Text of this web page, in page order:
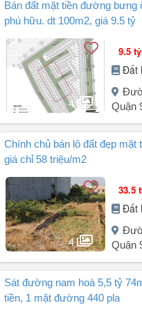
Bán lô đất mặt tiền đường Võ
Lô đất có chiều ngang 5m dài
Diện tích trên sổ 159,5m²,
Vị trí mặt tiền phù hợp xây
Sổ hồng đầy đủ, mua bán
Liên hệ Mr. Tuấn.
Bán đất mặt tiền đường bưng
phú hữu. dt 100m2, giá 9.5 tỷ
4
9.5 tỷ
Đất
Quận
Người đăng: Nguyen Ke Lai
(8
* Bán nền Đất mặt tiền Đường
ĐẠT 9, 5 tỷ / 100m² full thổ
Hữu, ( Nay xác nhập thuộc
- Diện tích: 100m², ngang 5m
Giá bán: 9, 5 tỷ
Đường nhựa 30m có vỉa hè
dựng tự do. Cạnh khu Công
doanh mua bán xây căn hộ
Chính chủ bán lô đất đẹp mặt
giá chỉ 58 triệu/m2
4
33.5
Đất
Quận
Người đăng: bdslocphat(1 tin
Cần bán lô đất mặt tiền đường
Sát đường nam hoà 5,5 tỷ
tiền, 1 mặt đường 440 pla